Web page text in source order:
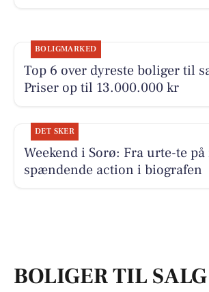
BOLIGMARKED
Top 6 over dyreste boliger til
Priser op til 13.000.000 kr
DET SKER
Weekend i Sorø: Fra urte-te
spændende action i biografen
BOLIGER TIL